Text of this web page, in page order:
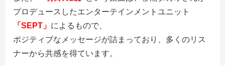
プロデュースしたエンターテインメントユニット
「SEPT」 によるもので、
ポジティブなメッセージが詰まっており、多くのリス
ナーから共感を得ています。